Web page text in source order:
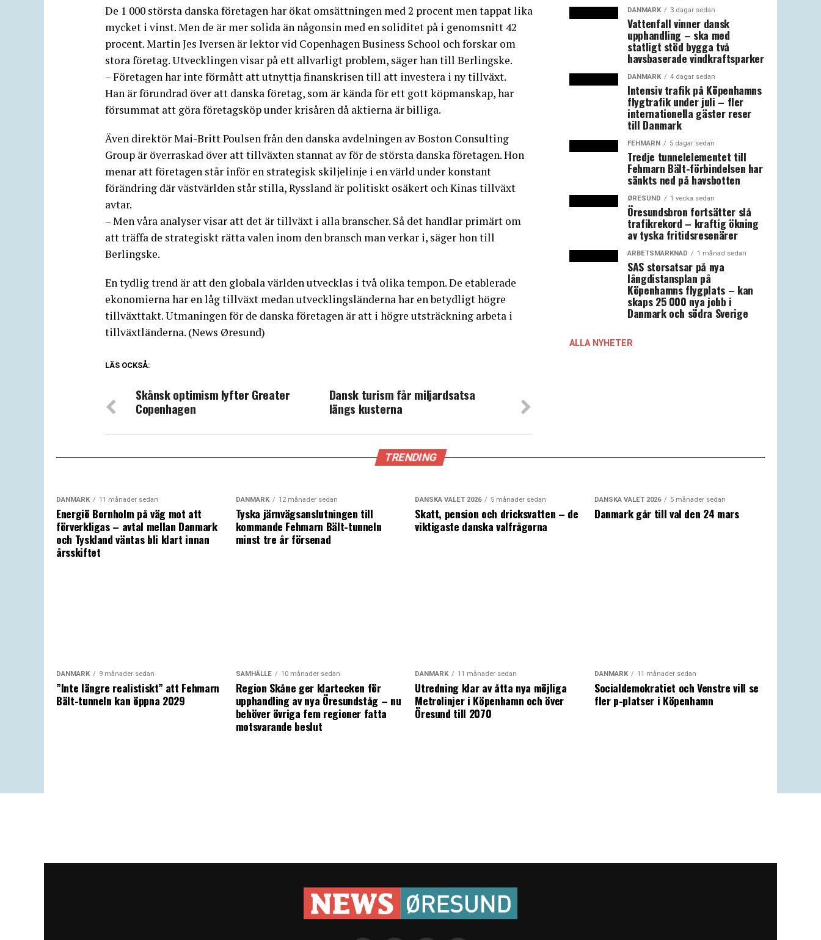
De 1 000 största danska företagen har ökat omsättningen med 2 procent men tappat lika
mycket i vinst. Men de är mer solida än någonsin med en soliditet på i genomsnitt 42
procent. Martin Jes Iversen är lektor vid Copenhagen Business School och forskar om
stora företag. Utvecklingen visar på ett allvarligt problem, säger han till Berlingske.
– Företagen har inte förmått att utnyttja finanskrisen till att investera i ny tillväxt.
Han är förundrad över att danska företag, som är kända för ett gott köpmanskap, har
försummat att göra företagsköp under krisåren då aktierna är billiga.
Även direktör Mai-Britt Poulsen från den danska avdelningen av Boston Consulting
Group är överraskad över att tillväxten stannat av för de största danska företagen. Hon
menar att företagen står inför en strategisk skiljelinje i en värld under konstant
förändring där västvärlden står stilla, Ryssland är politiskt osäkert och Kinas tillväxt
avtar.
– Men våra analyser visar att det är tillväxt i alla branscher. Så det handlar primärt om
att träffa de strategiskt rätta valen inom den bransch man verkar i, säger hon till
Berlingske.
En tydlig trend är att den globala världen utvecklas i två olika tempon. De etablerade
ekonomierna har en låg tillväxt medan utvecklingsländerna har en betydligt högre
tillväxttakt. Utmaningen för de danska företagen är att i högre utsträckning arbeta i
tillväxtländerna. (News Øresund)
LÄS OCKSÅ:
Dansk turism får miljardsatsa
längs kusterna
Skånsk optimism lyfter Greater
Copenhagen
DANMARK 3 dagar sedan
Vattenfall vinner dansk
upphandling – ska med
statligt stöd bygga två
havsbaserade vindkraftsparker
DANMARK 4 dagar sedan
Intensiv trafik på Köpenhamns
flygtrafik under juli – fler
internationella gäster reser
till Danmark
FEHMARN 5 dagar sedan
Tredje tunnelelementet till
Fehmarn Bält-förbindelsen har
sänkts ned på havsbotten
ØRESUND 1 vecka sedan
Öresundsbron fortsätter slå
trafikrekord – kraftig ökning
av tyska fritidsresenärer
ARBETSMARKNAD 1 månad sedan
SAS storsatsar på nya
långdistansplan på
Köpenhamns flygplats – kan
skaps 25 000 nya jobb i
Danmark och södra Sverige
ALLA NYHETER
TRENDING
DANMARK 11 månader sedan
Energiö Bornholm på väg mot att
förverkligas – avtal mellan Danmark
och Tyskland väntas bli klart innan
årsskiftet
DANMARK 12 månader sedan
Tyska järnvägsanslutningen till
kommande Fehmarn Bält-tunneln
minst tre år försenad
DANSKA VALET 2026 5 månader sedan
Skatt, pension och dricksvatten – de
viktigaste danska valfrågorna
DANSKA VALET 2026 5 månader sedan
Danmark går till val den 24 mars
DANMARK 9 månader sedan
”Inte längre realistiskt” att Fehmarn
Bält-tunneln kan öppna 2029
SAMHÄLLE 10 månader sedan
Region Skåne ger klartecken för
upphandling av nya Öresundståg – nu
behöver övriga fem regioner fatta
motsvarande beslut
DANMARK 11 månader sedan
Utredning klar av åtta nya möjliga
Metrolinjer i Köpenhamn och över
Öresund till 2070
DANMARK 11 månader sedan
Socialdemokratiet och Venstre vill se
fler p-platser i Köpenhamn